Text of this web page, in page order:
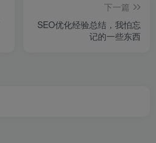
下一篇
SEO优化经验总结，我怕忘
记的一些东西